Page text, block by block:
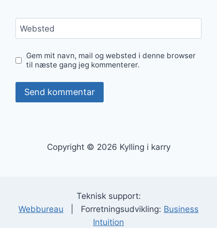
Websted
Gem mit navn, mail og websted i denne browser
til næste gang jeg kommenterer.
Copyright © 2026 Kylling i karry
Teknisk support:
Webbureau | Forretningsudvikling: Business
Intuition